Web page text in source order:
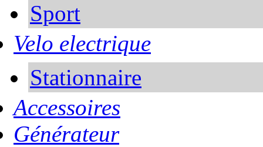
Sport
Velo electrique
Stationnaire
Accessoires
Générateur